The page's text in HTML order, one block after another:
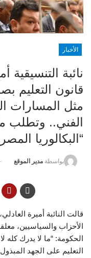
الأخبار
نائبة التنسيقية
قانون التعليم
مثل المسارات
الفني.. وتطلب
“البكالوريا
بواسطة مدير الموقع
قالت النائبة أميرة
الأحزاب والسياسيين،
الحكومة: “ما لا يدرك كله
التعليم على الجهد